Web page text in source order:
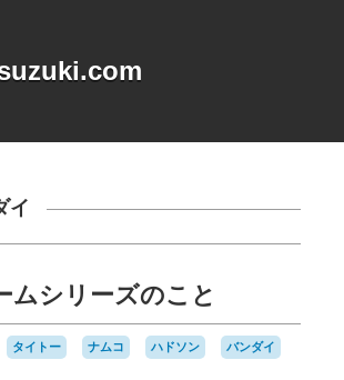
イ
ムシリーズのこと
タイトー ナムコ ハドソン
バンダイ